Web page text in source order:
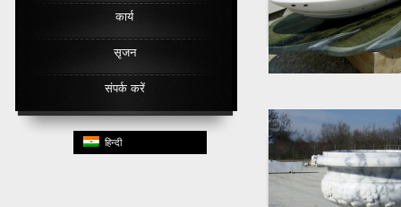
कार्य
सृजन
संपर्क करें
हिन्दी